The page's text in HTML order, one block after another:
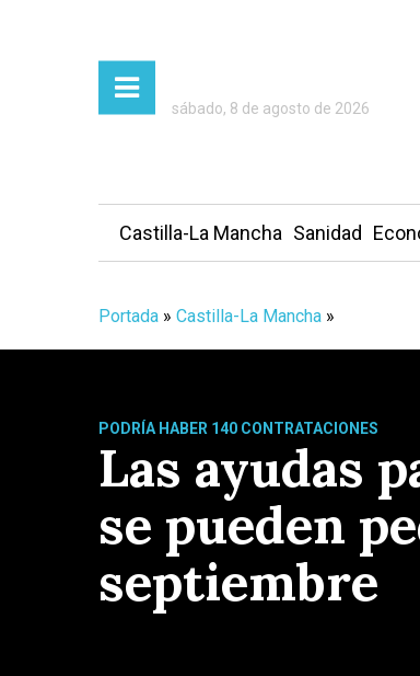
sábado, 8 de agosto de 2026
Castilla-La Mancha Sanidad
Portada » Castilla-La Mancha »
PODRÍA HABER 140 CONTRATACIONES
Las ayudas
se pueden
septiembre